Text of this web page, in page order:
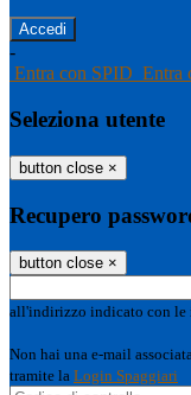
-
Entra con SPID Entra
Seleziona utente
button close ×
Recupero
button close ×
all'indirizzo indicato con le
Non hai una e-mail
tramite la Login Spaggiari